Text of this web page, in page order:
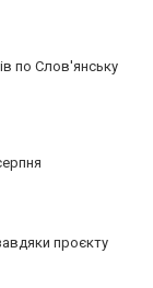
по Слов'янську
проєкту